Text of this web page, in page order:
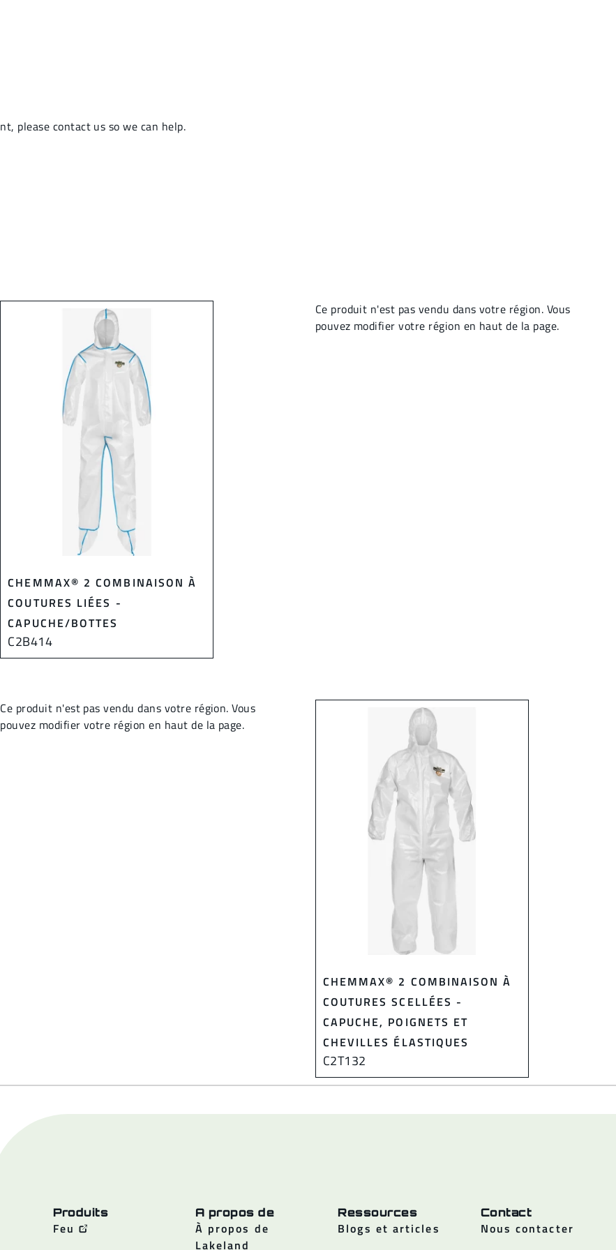
CHEMMAX® 2 COMBINAISON À
COUTURES LIÉES -
CAPUCHE/BOTTES
C2B414
Ce produit n'est pas vendu dans votre région. Vous
pouvez modifier votre région en haut de la page.
Ce produit n'est pas vendu dans votre région. Vous
pouvez modifier votre région en haut de la page.
CHEMMAX® 2 COMBINAISON À
COUTURES SCELLÉES -
CAPUCHE, POIGNETS ET
CHEVILLES ÉLASTIQUES
C2T132
Produits
Feu
A propos de
À propos de
Lakeland
Ressources
Blogs et articles
Contact
Nous contacter